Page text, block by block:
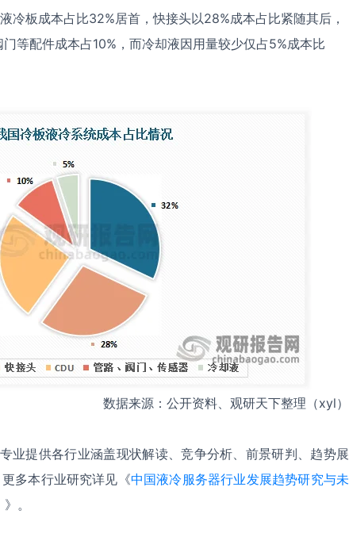
冷板成本占比32%居首，快接头以28%成本占比紧随其后，
等配件成本占10%，而冷却液因用量较少仅占5%成本比
数据来源：公开资料、观研天下整理（xyl）
业提供各行业涵盖现状解读、竞争分析、前景研判、趋势展
多本行业研究详见《中国液冷服务器行业发展趋势研究与未
》。